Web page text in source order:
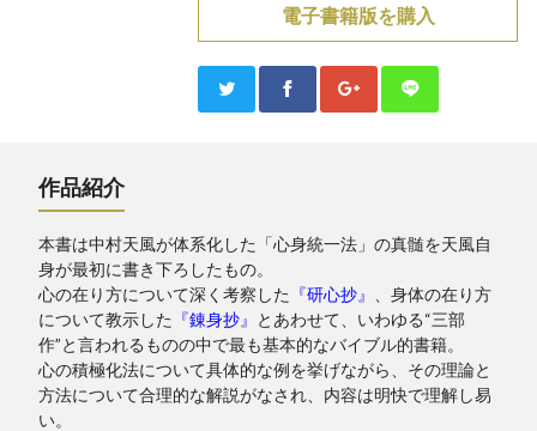
電子書籍版を購入
作品紹介
本書は中村天風が体系化した「心身統一法」の真髄を天風自
身が最初に書き下ろしたもの。
心の在り方について深く考察した 『研心抄』
、身体の在り方
について教示した 『錬身抄』 とあわせて、いわゆる“三部
作”と言われるものの中で最も基本的なバイブル的書籍。
心の積極化法について具体的な例を挙げながら、その理論と
方法について合理的な解説がなされ、内容は明快で理解し易
い。